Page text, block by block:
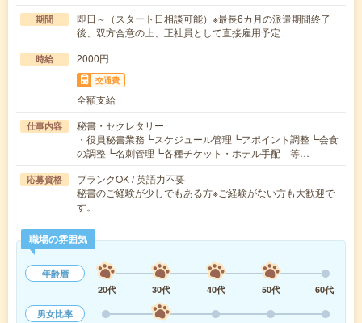
期間
即日～（スタート日相談可能）※最長6カ月の派遣期間終了
後、双方合意の上、正社員として直接雇用予定
時給 2000円
交通費
全額支給
仕事内容
秘書・セクレタリー
・役員秘書業務┗スケジュール管理┗アポイント調整┗会食
の調整┗名刺管理┗各種チケット・ホテル手配 等…
応募資格
ブランクOK / 英語力不要
秘書のご経験が少しでもある方※ご経験がない方も大歓迎で
す。
職場の雰囲気
年齢層
20代
30代 40代 50代
60代
男女比率